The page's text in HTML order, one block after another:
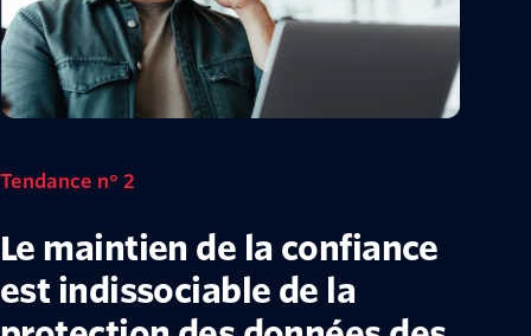
Tendance n° 2
Le maintien de la confiance
est indissociable de la